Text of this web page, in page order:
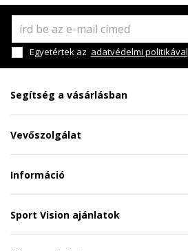
Egyetértek az adatvédelmi politikával
Segítség a vásárlásban
Vevőszolgálat
Információ
Sport Vision ajánlatok